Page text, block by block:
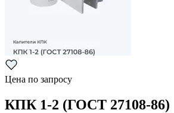
Цена по запросу
КПК 1-2 (ГОСТ 27108-86)